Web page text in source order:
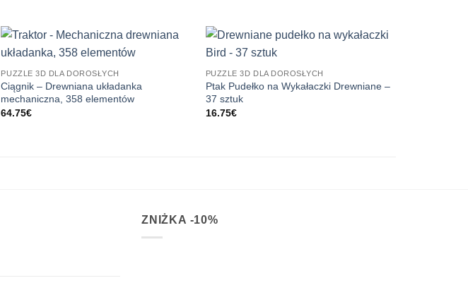
PUZZLE 3D DLA DOROSŁYCH
Ciągnik – Drewniana układanka
mechaniczna, 358 elementów
64.75€
PUZZLE 3D DLA DOROSŁYCH
Ptak Pudełko na Wykałaczki Drewniane –
37 sztuk
16.75€
ZNIŻKA -10%